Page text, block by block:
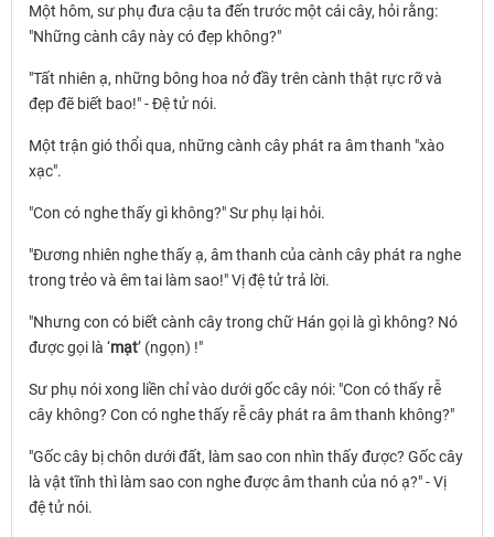
Một hôm, sư phụ đưa cậu ta đến trước một cái cây, hỏi rằng:
"Những cành cây này có đẹp không?"
"Tất nhiên ạ, những bông hoa nở đầy trên cành thật rực rỡ và
đẹp đẽ biết bao!" - Đệ tử nói.
Một trận gió thổi qua, những cành cây phát ra âm thanh "xào
xạc".
"Con có nghe thấy gì không?" Sư phụ lại hỏi.
"Đương nhiên nghe thấy ạ, âm thanh của cành cây phát ra nghe
trong trẻo và êm tai làm sao!" Vị đệ tử trả lời.
"Nhưng con có biết cành cây trong chữ Hán gọi là gì không? Nó
được gọi là ‘mạt’ (ngọn) !"
Sư phụ nói xong liền chỉ vào dưới gốc cây nói: "Con có thấy rễ
cây không? Con có nghe thấy rễ cây phát ra âm thanh không?"
"Gốc cây bị chôn dưới đất, làm sao con nhìn thấy được? Gốc cây
là vật tĩnh thì làm sao con nghe được âm thanh của nó ạ?" - Vị
đệ tử nói.